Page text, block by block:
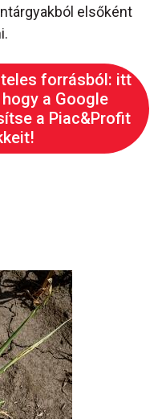
elsőként
forrásból: itt
a Google
a Piac&Profit